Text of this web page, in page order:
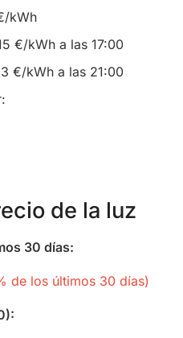
kWh
€/kWh a las 17:00
€/kWh a las 21:00
de la luz
30 días:
de los últimos 30 días)